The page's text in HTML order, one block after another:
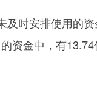
时安排使用的资
资金中，有